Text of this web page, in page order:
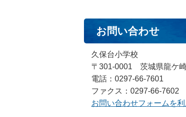
お問い合わせ
久保台小学校
〒301-0001 茨城県龍ケ
電話：0297-66-7601
ファクス：0297-66-7602
お問い合わせフォームを